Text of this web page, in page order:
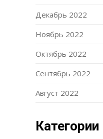
Декабрь 2022
Ноябрь 2022
Октябрь 2022
Сентябрь 2022
Август 2022
Категории